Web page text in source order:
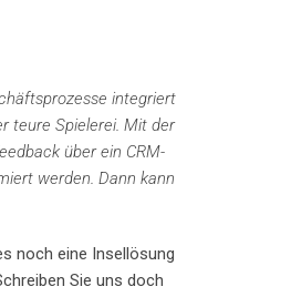
integriert
teure Spielerei. Mit der
über ein CRM-
werden. Dann kann
noch eine Insellösung
Sie uns doch